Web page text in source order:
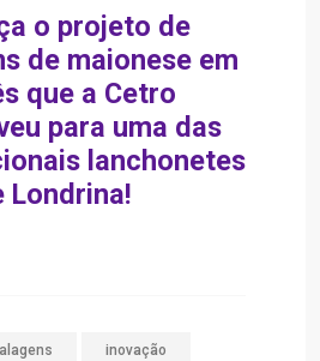
o projeto de
de maionese em
que a Cetro
para uma das
lanchonetes
Londrina!
inovação